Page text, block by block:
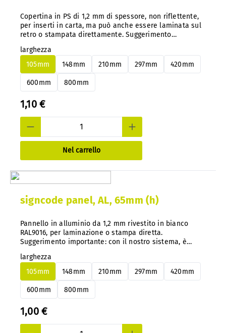
Copertina in PS di 1,2 mm di spessore, non riflettente,
per inserti in carta, ma può anche essere laminata sul
retro o stampata direttamente. Suggerimento
facilmente i pannelli in alluminio o PS in qualsiasi
momento e in un secondo momento, senza smontarli.
larghezza
105mm
148mm 210mm 297mm 420mm
600mm 800mm
1,10 €
Nel carrello
signcode panel, AL, 65mm (h)
Pannello in alluminio da 1,2 mm rivestito in bianco
RAL9016, per laminazione o stampa diretta.
Suggerimento importante: con il nostro sistema, è
PS in qualsiasi momento senza smontarli.
larghezza
105mm
148mm 210mm 297mm 420mm
600mm 800mm
1,00 €